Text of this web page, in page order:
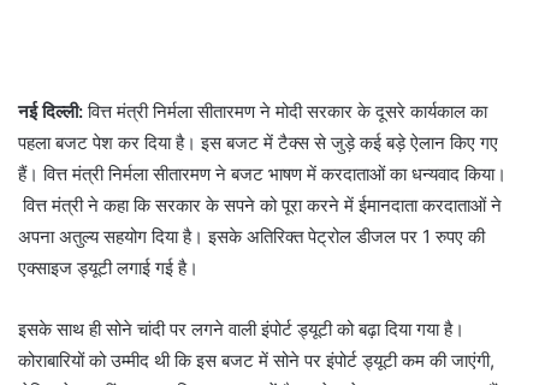
नई दिल्ली:वित्त मंत्री निर्मला सीतारमण ने मोदी सरकार के दूसरे कार्यकाल का
पहला बजट पेश कर दिया है। इस बजट में टैक्स से जुड़े कई बड़े ऐलान किए गए
हैं। वित्त मंत्री निर्मला सीतारमण ने बजट भाषण में करदाताओं का धन्यवाद किया।
वित्त मंत्री ने कहा कि सरकार के सपने को पूरा करने में ईमानदाता करदाताओं ने
अपना अतुल्य सहयोग दिया है। इसके अतिरिक्त पेट्रोल डीजल पर 1 रुपए की
एक्साइज ड्यूटी लगाई गई है।
इसके साथ ही सोने चांदी पर लगने वाली इंपोर्ट ड्यूटी को बढ़ा दिया गया है।
कोराबारियों को उम्मीद थी कि इस बजट में सोने पर इंपोर्ट ड्यूटी कम की जाएंगी,